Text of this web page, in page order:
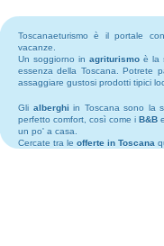
Toscanaeturismo è il portale
vacanze.
Un soggiorno in agriturismo è la
essenza della Toscana. Potrete
assaggiare gustosi prodotti tipici
Gli alberghi in Toscana sono la
perfetto comfort, così come i B&B
un po' a casa.
Cercate tra le offerte in Toscana